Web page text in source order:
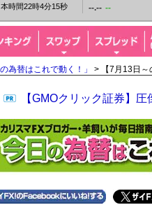
本時間22時4分16秒
--.-- --
為替はこれで動く！」 > 【7月13日～
【GMOクリック証券】